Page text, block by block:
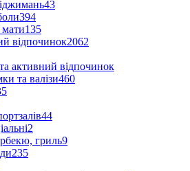
43
394
мати135
відпочинок2062
активний відпочинок
та валізи460
44
2
гриль9
235